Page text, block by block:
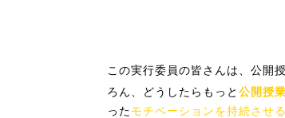
この実行委員の皆さんは、公開
ろん、どうしたらもっと 公開授
ったモチベーションを持続させ